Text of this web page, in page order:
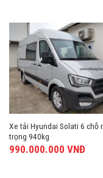
Xe tải Hyundai Solati 6 chỗ
trọng 940kg
990.000.000 VNĐ